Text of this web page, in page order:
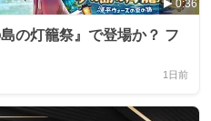
0:36
の灯籠祭』で登場か？ フ
1日前